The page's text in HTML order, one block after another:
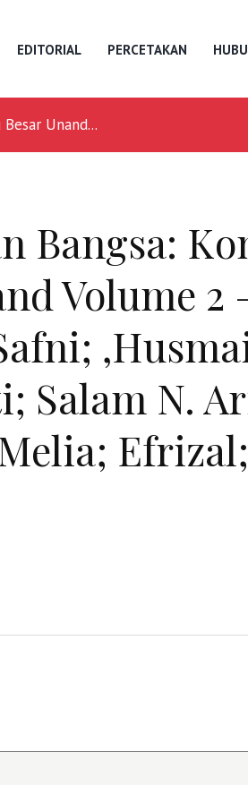
EDITORIAL PERCETAKAN
Unand...
Bangsa:
Volume 2
Salam N.